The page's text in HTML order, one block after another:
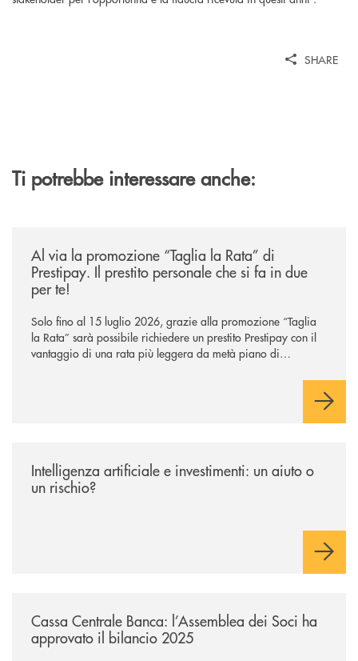
SHARE
Ti potrebbe interessare anche:
Al via la promozione “Taglia la Rata” di
Prestipay. Il prestito personale che si fa in due
per te!
Solo fino al 15 luglio 2026, grazie alla promozione “Taglia
la Rata” sarà possibile richiedere un prestito Prestipay con il
vantaggio di una rata più leggera da metà piano di
Intelligenza artificiale e investimenti: un aiuto o
un rischio?
Cassa Centrale Banca: l’Assemblea dei Soci ha
approvato il bilancio 2025